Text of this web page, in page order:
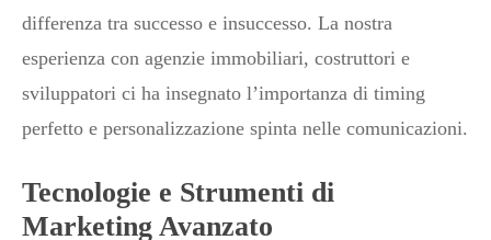
differenza tra successo e insuccesso. La nostra
esperienza con agenzie immobiliari, costruttori e
sviluppatori ci ha insegnato l’importanza di timing
perfetto e personalizzazione spinta nelle comunicazioni.
Tecnologie e Strumenti di
Marketing Avanzato